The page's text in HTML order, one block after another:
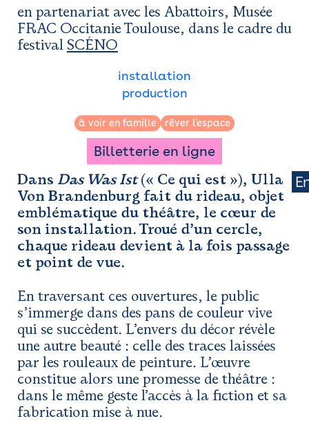
Espace presse
en partenariat avec les Abattoirs, Musée
FRAC Occitanie Toulouse, dans le cadre du
festival SCÉNO
installation
production
à voir en famille rêver l'espace
Billetterie en ligne
Dans Das Was Ist(« Ce qui est »), Ulla
Von Brandenburg fait du rideau, objet
emblématique du théâtre, le cœur de
son installation. Troué d’un cercle,
chaque rideau devient à la fois passage
et point de vue.
En traversant ces ouvertures, le public
s’immerge dans des pans de couleur vive
qui se succèdent. L’envers du décor révèle
une autre beauté : celle des traces laissées
par les rouleaux de peinture. L’œuvre
constitue alors une promesse de théâtre :
dans le même geste l’accès à la fiction et sa
fabrication mise à nue.